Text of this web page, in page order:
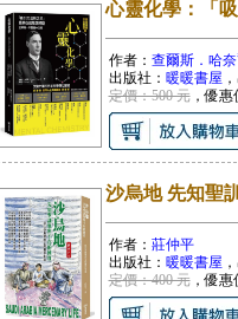
心靈化學：「
作者： 查爾斯．哈奈
出版社： 暖暖書屋
定價：500 元，優惠
沙烏地 先知聖
作者： 莊仲平
出版社： 暖暖書屋
定價：400 元，優惠